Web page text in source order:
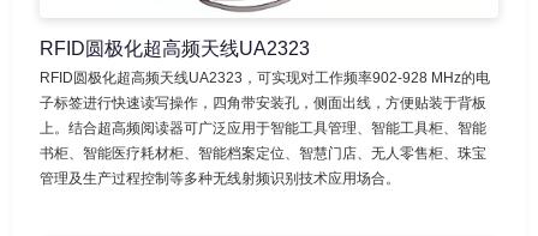
RFID圆极化超高频天线UA2323
RFID圆极化超高频天线UA2323，可实现对工作频率902-928 MHz的电
子标签进行快速读写操作，四角带安装孔，侧面出线，方便贴装于背板
上。结合超高频阅读器可广泛应用于智能工具管理、智能工具柜、智能
书柜、智能医疗耗材柜、智能档案定位、智慧门店、无人零售柜、珠宝
管理及生产过程控制等多种无线射频识别技术应用场合。